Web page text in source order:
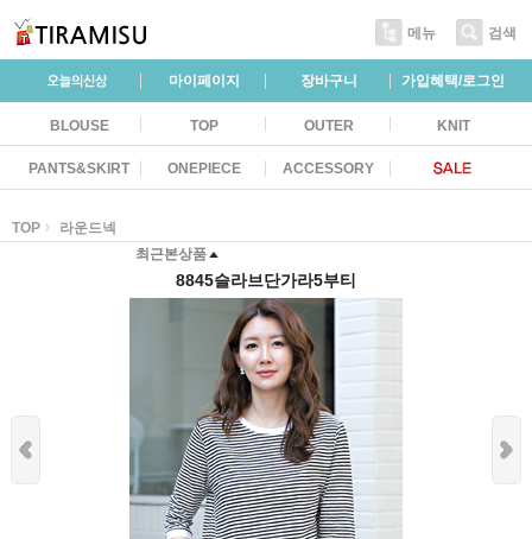
메뉴 검색
마이페이지 장바구니 가입혜택/로그인
BLOUSE TOP OUTER KNIT
PANTS&SKIRT ONEPIECE ACCESSORY
TOP
라운드넥
최근본상품
8845슬라브단가라5부티